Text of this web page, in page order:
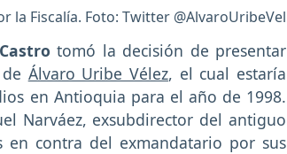
la Fiscalía. Foto: Twitter @AlvaroUribeVel
tomó la decisión de presentar
Álvaro Uribe Vélez, el cual estaría
en Antioquia para el año de 1998.
Narváez, exsubdirector del antiguo
en contra del exmandatario por sus